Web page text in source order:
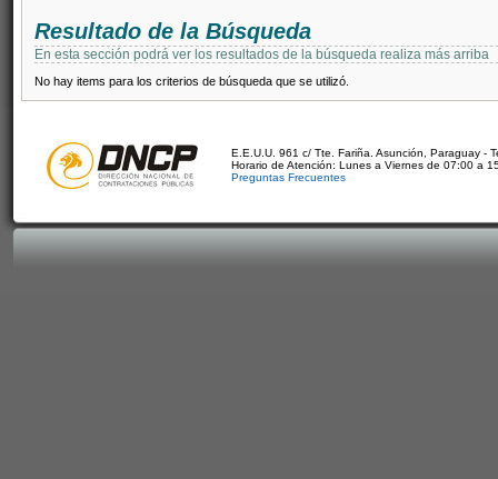
Resultado de la Búsqueda
En esta sección podrá ver los resultados de la búsqueda realiza más arriba
No hay items para los criterios de búsqueda que se utilizó.
E.E.U.U. 961 c/ Tte. Fariña. Asunción, Paraguay -
Horario de Atención: Lunes a Viernes de 07:00 a
Preguntas Frecuentes